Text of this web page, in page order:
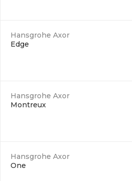
Hansgrohe Axor
Edge
Hansgrohe Axor
Montreux
Hansgrohe Axor
One